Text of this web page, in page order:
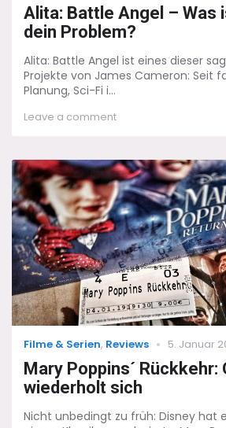
Alita: Battle Angel – Was
dein Problem?
Alita: Battle Angel ist eines dieser
Projekte von James Cameron: Seit
Planung, Sci-Fi i...
Leave a commenton
Angel
–
Was
ist
eigentlich
dein
Problem?
Categories
Filme & Serien, Reviews
Posted
on
5. Januar
Mary Poppins´ Rückkehr:
wiederholt sich
Nicht unbedingt zu früh: Disney hat